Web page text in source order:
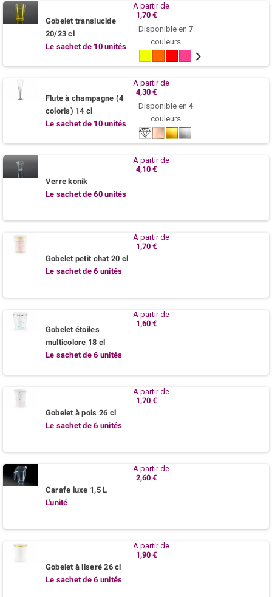
Gobelet translucide
20/23 cl
Le sachet de 10 unités
A partir de
1,70 €
Disponible en 7
couleurs
citron
Mandarine
RougeFuchsia
Turquoise
/
marine
/
Flute à champagne (4
coloris) 14 cl
Le sachet de 10 unités
A partir de
4,30 €
Disponible en 4
couleurs
Cristal
Rose
gold
Or Argent
Verre konik
Le sachet de 60 unités
A partir de
4,10 €
Gobelet petit chat 20 cl
Le sachet de 6 unités
A partir de
1,70 €
Gobelet étoiles
multicolore 18 cl
Le sachet de 6 unités
A partir de
1,60 €
Gobelet à pois 26 cl
Le sachet de 6 unités
A partir de
1,70 €
Carafe luxe 1,5 L
L'unité
A partir de
2,60 €
Gobelet à liseré 26 cl
Le sachet de 6 unités
A partir de
1,90 €